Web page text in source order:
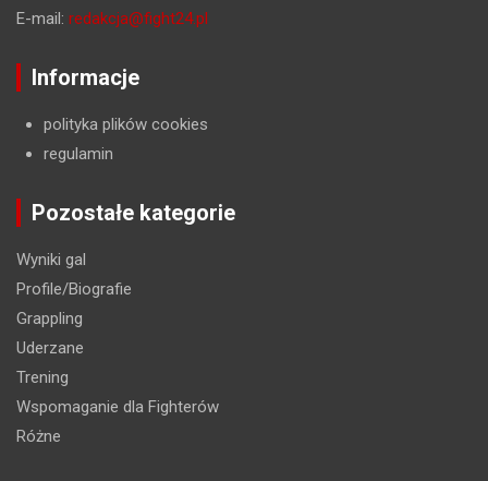
E-mail: redakcja@fight24.pl
Informacje
polityka plików cookies
regulamin
Pozostałe kategorie
Wyniki gal
Profile/Biografie
Grappling
Uderzane
Trening
Wspomaganie dla Fighterów
Różne